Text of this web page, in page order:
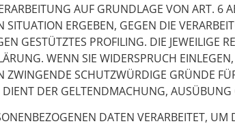
AUF GRUNDLAGE VON ART. 6
SITUATION ERGEBEN, GEGEN DIE
GESTÜTZTES PROFILING. DIE JEWEILIGE
WENN SIE WIDERSPRUCH
SCHUTZWÜRDIGE GRÜNDE
DIENT DER GELTENDMACHUNG,
DATEN VERARBEITET,